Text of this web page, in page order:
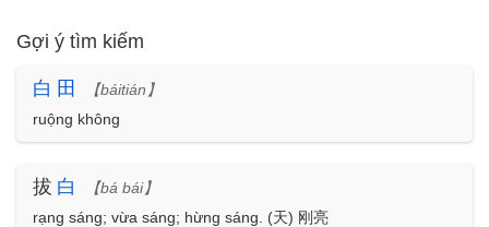
Gợi ý tìm kiếm
白 田
【báitián】
ruộng không
拔 白
【bá bái】
rạng sáng; vừa sáng; hừng sáng. (天) 刚亮